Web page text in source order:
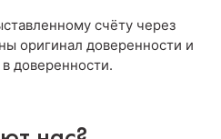
счёту через
оригинал доверенности и
доверенности.